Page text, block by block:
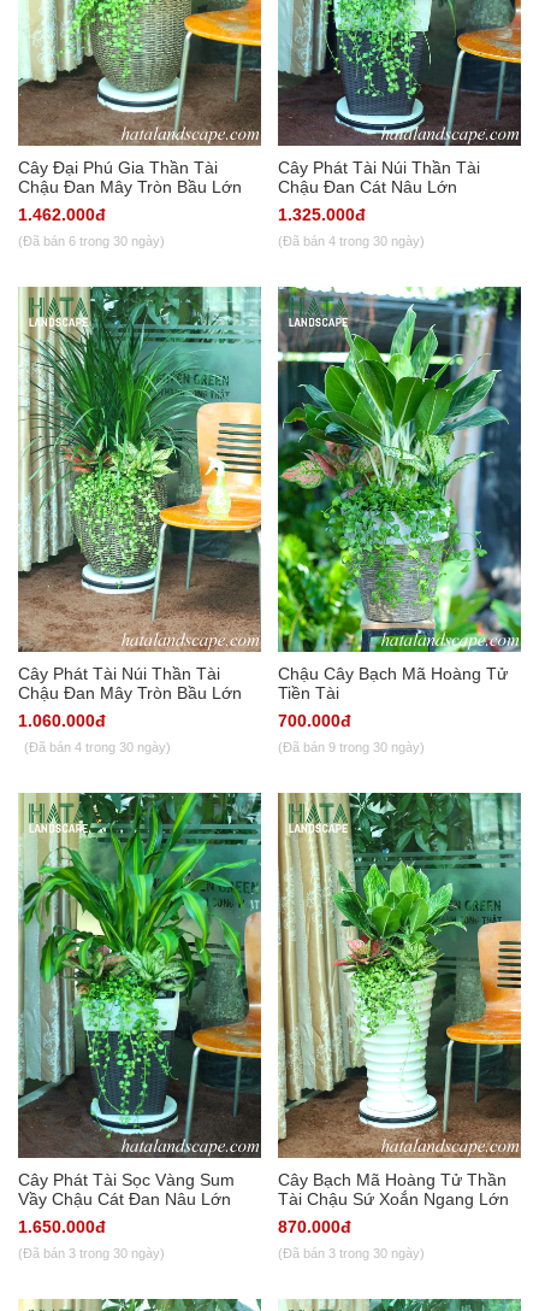
Cây Đại Phú Gia Thần Tài
Chậu Đan Mây Tròn Bầu Lớn
1.462.000đ
(Đã bán 6 trong 30 ngày)
Cây Phát Tài Núi Thần Tài
Chậu Đan Cát Nâu Lớn
1.325.000đ
(Đã bán 4 trong 30 ngày)
Cây Phát Tài Núi Thần Tài
Chậu Đan Mây Tròn Bầu Lớn
1.060.000đ
(Đã bán 4 trong 30 ngày)
Chậu Cây Bạch Mã Hoàng Tử
Tiền Tài
700.000đ
(Đã bán 9 trong 30 ngày)
Cây Phát Tài Sọc Vàng Sum
Vầy Chậu Cát Đan Nâu Lớn
1.650.000đ
(Đã bán 3 trong 30 ngày)
Cây Bạch Mã Hoàng Tử Thần
Tài Chậu Sứ Xoắn Ngang Lớn
870.000đ
(Đã bán 3 trong 30 ngày)